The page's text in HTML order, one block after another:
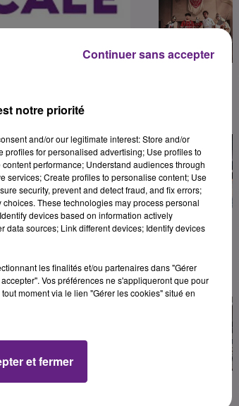
va ouvrir ces
aux questions et
sur les genoux : si
�Oui, les chats sont
samedi � Dijon, un bar
les chats dans des
de faire n'importe quoi.
et ont chacun leur
�
est assez
les mains quand on
D'un autre c�t� on ne
des p�tisseries, qui
Il nous faut des limites
notre priorité
and/or our legitimate interest: Store and/or
for personalised advertising; Use profiles to
performance; Understand audiences through
services; Create profiles to personalise content; Use
security, prevent and detect fraud, and fix errors;
These technologies may process personal
devices based on information actively
sources; Link different devices; Identify devices
les finalités et/ou partenaires dans "Gérer
Vos préférences ne s'appliqueront que pour
moment via le lien "Gérer les cookies" situé en
et fermer
Continuer sans accepter